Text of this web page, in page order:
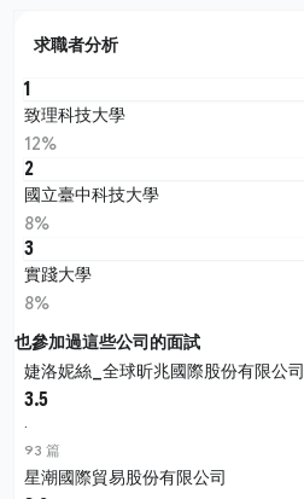
求職者分析
1
致理科技大學
12%
2
國立臺中科技大學
8%
3
實踐大學
8%
也參加過這些公司的面試
婕洛妮絲_全球昕兆國際股份有限公司
3.5
·
93 篇
星潮國際貿易股份有限公司